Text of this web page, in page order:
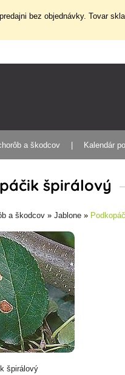
bez objednávky. Tovar
a škodcov Kalendár
špirálový
a škodcov »Jablone »